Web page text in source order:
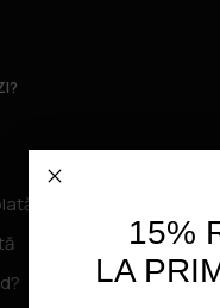
acceptate
15%
LA